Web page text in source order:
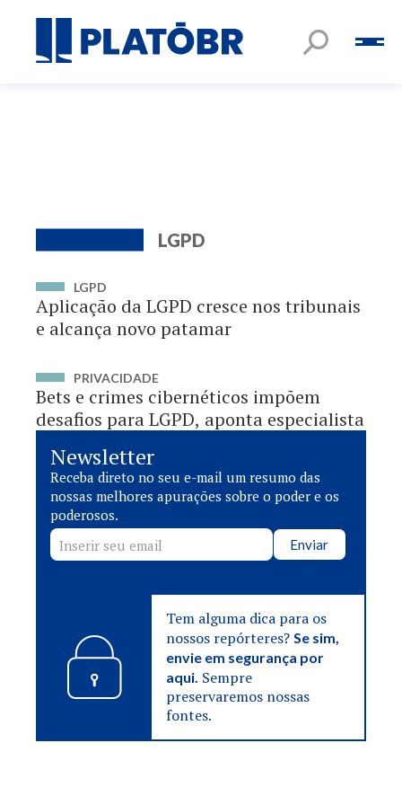
LGPD
LGPD
Aplicação da LGPD cresce nos tribunais
e alcança novo patamar
PRIVACIDADE
Bets e crimes cibernéticos impõem
desafios para LGPD, aponta especialista
Newsletter
Receba direto no seu e-mail um resumo das
nossas melhores apurações sobre o poder e os
poderosos.
Enviar
Tem alguma dica para os
nossos repórteres?Se sim,
envie em segurança por
aqui. Sempre
preservaremos nossas
fontes.